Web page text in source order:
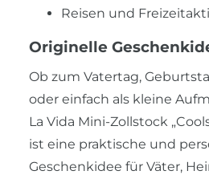
Reisen und
Originelle
Ob zum Vatertag,
oder einfach als kleine
La Vida Mini-Zollstock
ist eine praktische und
Geschenkidee für Väter,